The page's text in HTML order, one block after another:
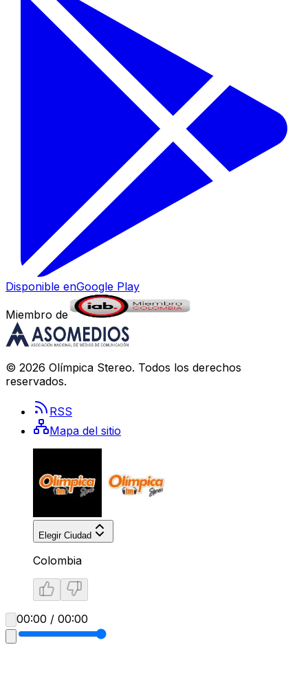
Disponible enGoogle Play
Miembro de
© 2026 Olímpica Stereo. Todos los derechos
reservados.
RSS
Mapa del sitio
Elegir Ciudad
Colombia
00:00 / 00:00